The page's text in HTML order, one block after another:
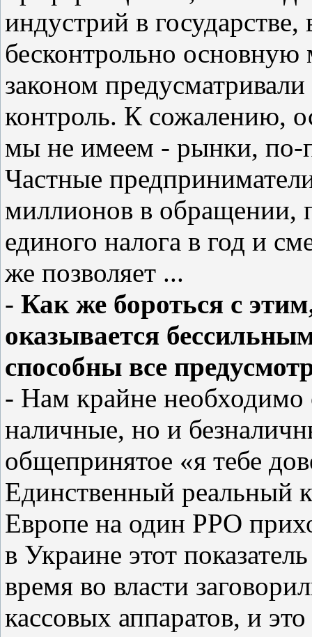
индустрий в
бесконтрольно
законом
контроль. К сожалению,
мы не имеем - рынки, по-
Частные
миллионов в обращении,
единого налога в год и
же позволяет ...
- Как же бороться с
оказывается
способны все
- Нам крайне необходимо
наличные, но и
общепринятое «я тебе
Единственный реальный
Европе на один РРО
в Украине этот
время во власти
кассовых аппаратов, и